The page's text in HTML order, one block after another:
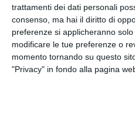
trattamenti dei dati personali
consenso, ma hai il diritto di
preferenze si applicheranno
modificare le tue preferenze o
momento tornando su questo
"Privacy" in fondo alla pagina